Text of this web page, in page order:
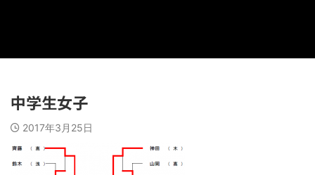
中学生女子
2017年3月25日